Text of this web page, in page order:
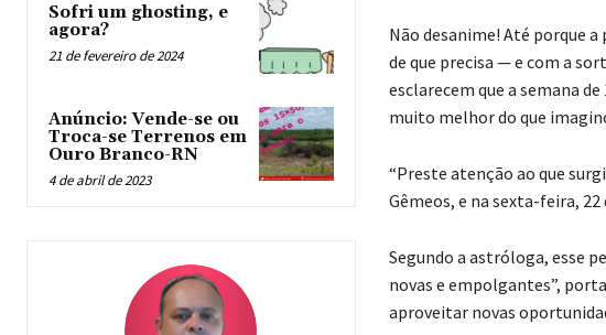
Sofri um ghosting, e
agora?
21 de fevereiro de 2024
Anúncio: Vende-se ou
Troca-se Terrenos em
Ouro Branco-RN
4 de abril de 2023
Não desanime! Até porque
de que precisa — e com a
esclarecem que a semana
muito melhor do que
“Preste atenção ao que
Gêmeos, e na sexta-feira,
Segundo a astróloga, esse
novas e empolgantes”,
aproveitar novas